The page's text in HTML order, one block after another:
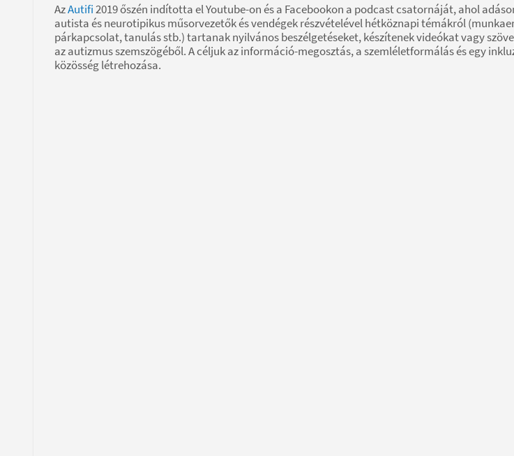
AzAutifi2019 őszén indította el Youtube-on és a Facebookon a podcast csatornáját, ahol
autista és neurotipikus műsorvezetők és vendégek részvételével hétköznapi témákról
párkapcsolat, tanulás stb.) tartanak nyilvános beszélgetéseket, készítenek videókat vagy
az autizmus szemszögéből. A céljuk az információ-megosztás, a szemléletformálás és egy
közösség létrehozása.